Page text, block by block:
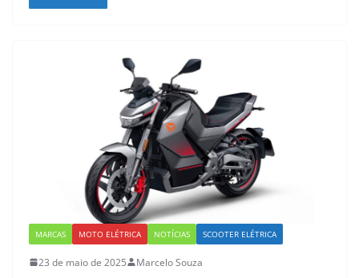
MARCAS MOTO ELÉTRICA NOTÍCIAS SCOOTER ELÉTRICA
23 de maio de 2025 Marcelo Souza